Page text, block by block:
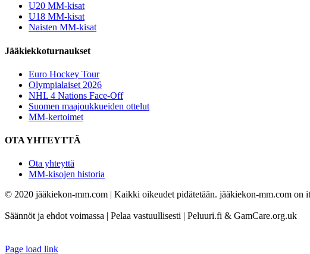
U20 MM-kisat
U18 MM-kisat
Naisten MM-kisat
Jääkiekkoturnaukset
Euro Hockey Tour
Olympialaiset 2026
NHL 4 Nations Face-Off
Suomen maajoukkueiden ottelut
MM-kertoimet
OTA YHTEYTTÄ
Ota yhteyttä
MM-kisojen historia
© 2020 jääkiekon-mm.com | Kaikki oikeudet pidätetään. jääkiekon-mm.com
Säännöt ja ehdot voimassa | Pelaa vastuullisesti | Peluuri.fi & GamCare.org.uk
Page load link